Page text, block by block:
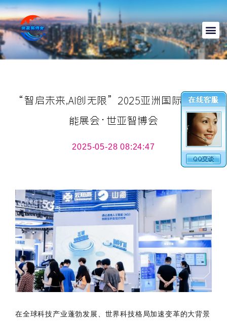
“智启未来,AI创无限”2025亚洲国际人工智
能展会·世亚智博会
2025-05-28 08:24:47
在全球科技产业蓬勃发展、世界科技格局加速变革的大背景